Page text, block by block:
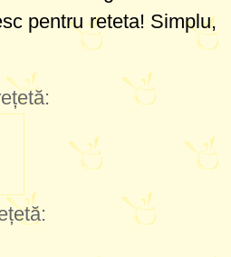
pentru reteta! Simplu,